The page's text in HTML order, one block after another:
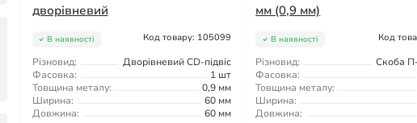
дворівневий
В наявності Код товару: 105099
Різновид:
Дворівневий CD-підвіс
Фасовка:
1 шт
Товщина металу:
0,9 мм
Ширина:
60 мм
Довжина:
60 мм
мм (0,9 мм)
В наявності Код
Різновид:
Скоба
Фасовка:
Товщина металу:
Ширина:
Довжина: